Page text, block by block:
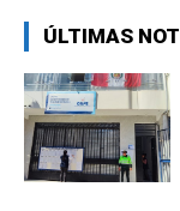
ÚLTIMAS